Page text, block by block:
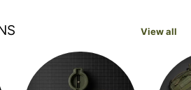
View all